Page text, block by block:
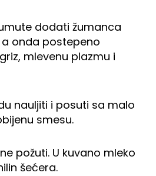
dodati žumanca
onda postepeno
mlevenu plazmu i
nauljiti i posuti sa malo
smesu.
požuti. U kuvano mleko
šećera.